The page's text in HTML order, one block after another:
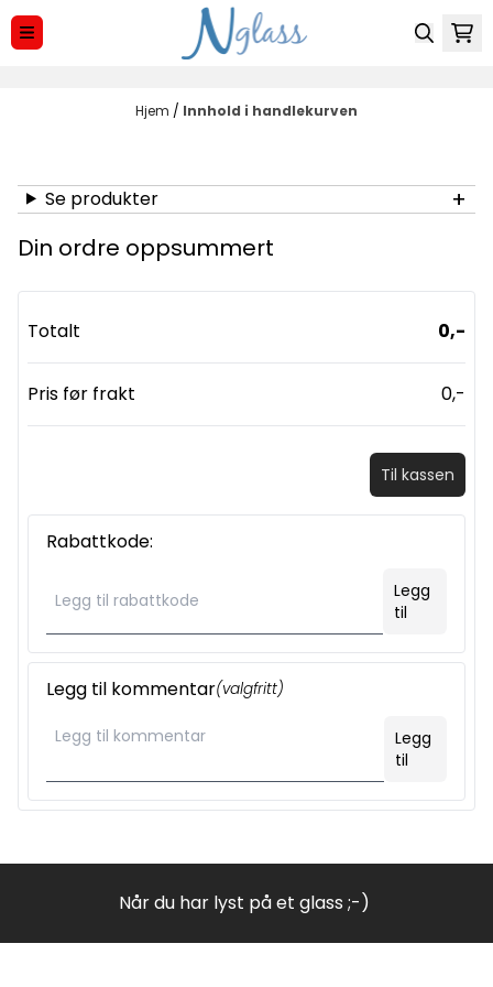
Hopp til innhold
Hjem / Innhold i handlekurven
Se produkter
Din ordre oppsummert
Totalt 0,-
Pris før frakt 0,-
Til kassen
Rabattkode:
Legg
til
Legg til kommentar(valgfritt)
Legg
til
Når du har lyst på et glass ;-)